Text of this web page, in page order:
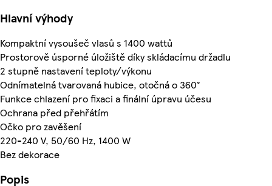
Hlavní výhody
Kompaktní vysoušeč vlasů s 1400 wattů
Prostorově úsporné úložiště díky skládacímu držadlu
2 stupně nastavení teploty/výkonu
Odnímatelná tvarovaná hubice, otočná o 360°
Funkce chlazení pro fixaci a finální úpravu účesu
Ochrana před přehřátím
Očko pro zavěšení
220-240 V, 50/60 Hz, 1400 W
Bez dekorace
Popis